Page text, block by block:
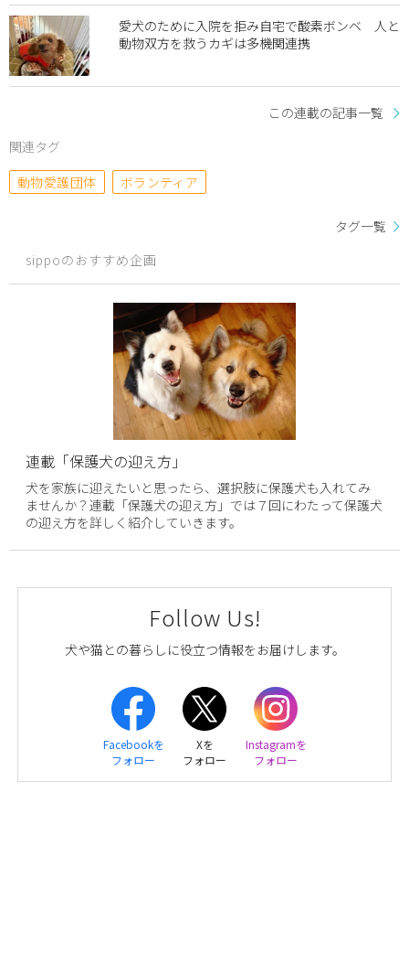
愛犬のために入院を拒み自宅で酸素ボンベ 人と
動物双方を救うカギは多機関連携
この連載の記事一覧
関連タグ
動物愛護団体
ボランティア
タグ一覧
sippoのおすすめ企画
連載「保護犬の迎え方」
犬を家族に迎えたいと思ったら、選択肢に保護犬も入れてみ
ませんか？連載「保護犬の迎え方」では７回にわたって保護犬
の迎え方を詳しく紹介していきます。
Follow Us!
犬や猫との暮らしに役立つ情報をお届けします。
Facebookを
フォロー
Xを
フォロー
Instagramを
フォロー